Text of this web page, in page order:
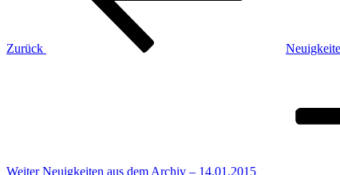
Zurück
Weiter Neuigkeiten aus dem Archiv – 14.01.2015